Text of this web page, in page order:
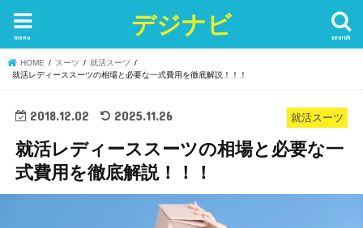
デジナビ search
menu
HOME スーツ
就活スーツ
就活レディーススーツの相場と必要な一式費用を徹底解説！！！
就活スーツ
2018.12.02 2025.11.26
就活レディーススーツの相場と必要な一
式費用を徹底解説！！！